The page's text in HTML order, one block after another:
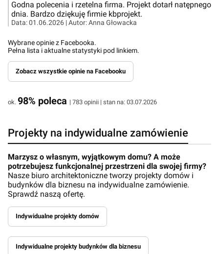
Godna polecenia i rzetelna firma. Projekt dotarł natępnego
dnia. Bardzo dziękuję firmie kbprojekt.
Data:01.06.2026 | Autor:Anna Głowacka
Wybrane opinie z Facebooka.
Pełna lista i aktualne statystyki pod linkiem.
Zobacz wszystkie opinie na Facebooku
ok. 98% poleca | 783 opinii | stan na: 03.07.2026
Projekty na indywidualne zamówienie
Marzysz o własnym, wyjątkowym domu? A może
potrzebujesz funkcjonalnej przestrzeni dla swojej firmy?
Nasze biuro architektoniczne tworzy projekty domów i
budynków dla biznesu na indywidualne zamówienie.
Sprawdź naszą ofertę.
Indywidualne projekty domów
Indywidualne projekty budynków dla biznesu